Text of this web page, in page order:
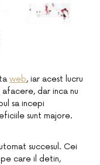
web, iar acest lucru
dar inca nu
sa incepi
sunt majore.
succesul. Cei
care il detin,